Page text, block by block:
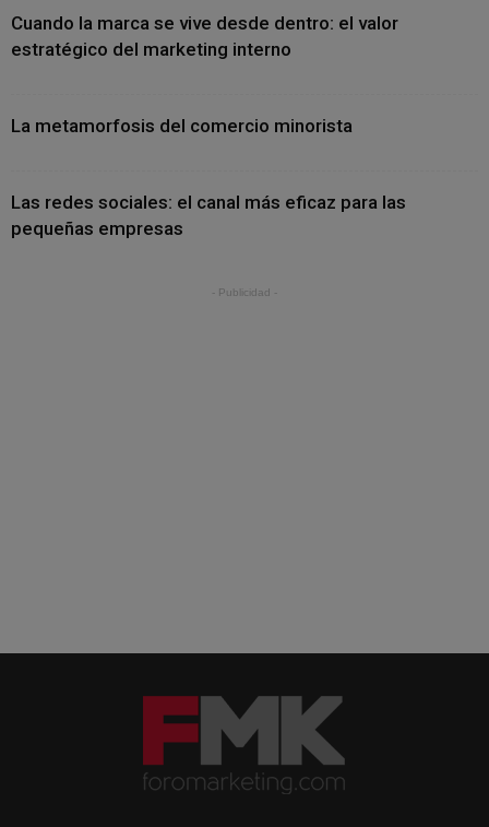
Cuando la marca se vive desde dentro: el valor
estratégico del marketing interno
La metamorfosis del comercio minorista
Las redes sociales: el canal más eficaz para las
pequeñas empresas
- Publicidad -